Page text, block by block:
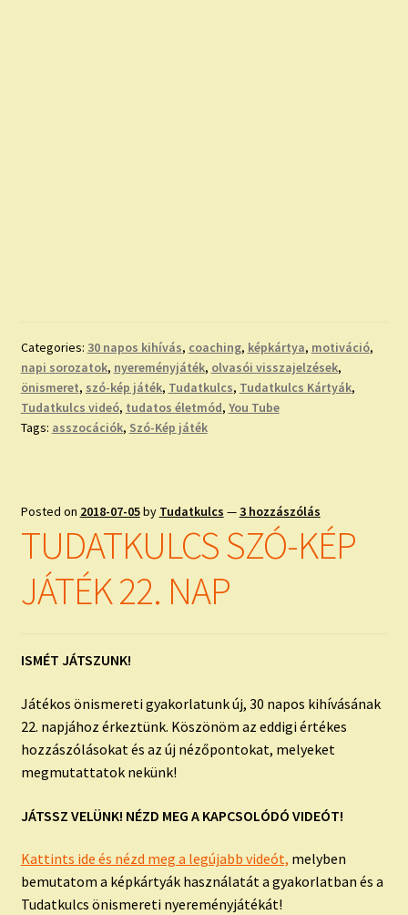
Categories: 30 napos kihívás, coaching, képkártya, motiváció,
napi sorozatok, nyereményjáték, olvasói visszajelzések,
önismeret, szó-kép játék, Tudatkulcs, Tudatkulcs Kártyák,
Tudatkulcs videó, tudatos életmód, You Tube
Tags: asszocációk, Szó-Kép játék
Posted on 2018-07-05by Tudatkulcs —3 hozzászólás
TUDATKULCS SZÓ-KÉP
JÁTÉK 22. NAP
ISMÉT JÁTSZUNK!
Játékos önismereti gyakorlatunk új, 30 napos kihívásának
22. napjához érkeztünk. Köszönöm az eddigi értékes
hozzászólásokat és az új nézőpontokat, melyeket
megmutattatok nekünk!
JÁTSSZ VELÜNK! NÉZD MEG A KAPCSOLÓDÓ VIDEÓT!
Kattints ide és nézd meg a legújabb videót, melyben
bemutatom a képkártyák használatát a gyakorlatban és a
Tudatkulcs önismereti nyereményjátékát!